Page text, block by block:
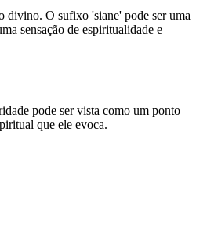
divino. O sufixo 'siane' pode ser uma
sensação de espiritualidade e
pode ser vista como um ponto
que ele evoca.